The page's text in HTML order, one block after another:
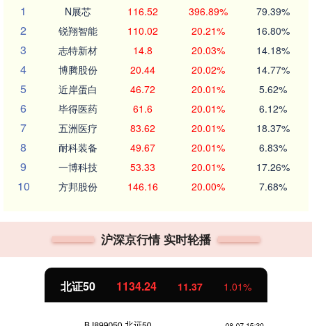
1
N展芯 116.52 396.89% 79.39%
2 锐翔智能 110.02 20.21% 16.80%
3 志特新材 14.8 20.03% 14.18%
4 博腾股份 20.44 20.02% 14.77%
5 近岸蛋白 46.72 20.01% 5.62%
6 毕得医药 61.6 20.01% 6.12%
7 五洲医疗 83.62 20.01% 18.37%
8 耐科装备 49.67 20.01% 6.83%
9 一博科技 53.33 20.01% 17.26%
10 方邦股份 146.16 20.00% 7.68%
沪深京行情 实时轮播
北证50 1134.24 11.37 1.01%